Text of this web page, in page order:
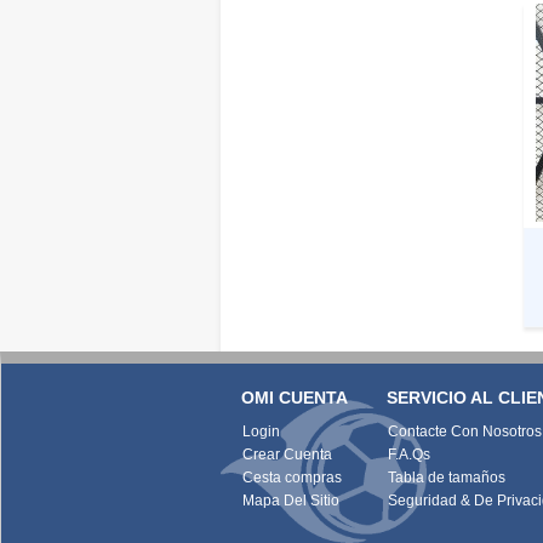
OMI CUENTA
Login
Crear Cuenta
Cesta compras
Mapa Del Sitio
SERVICIO AL
Contacte Con Nosotros
F.A.Qs
Tabla de tamaños
Seguridad & De